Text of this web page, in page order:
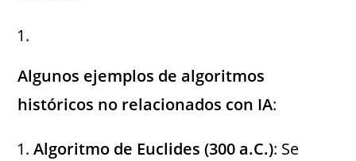
Algunos ejemplos de algoritmos
históricos no relacionados con IA:
Algoritmo de Euclides (300 a.C.): Se